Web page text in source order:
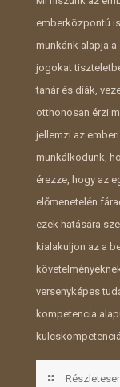
emberközpontú
munkánk alapja
jogokat
tanár és diák,
otthonosan érzi
jellemzi az
munkálkodunk,
érezze, hogy az
előmenetelén
ezek hatására
kialakuljon az a
versenyképes
kompetencia